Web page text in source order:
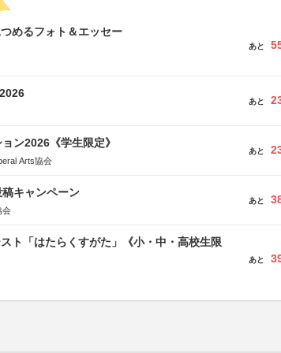
めるフォト＆エッセー
あと
あと
ン2026《学生限定》
Arts協会
あと
キャンペーン
会
あと
ト「はたらくすがた」《小・中・高校生限
あと